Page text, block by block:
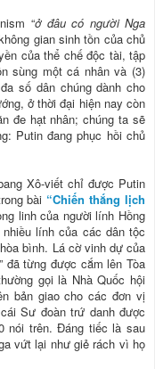
“ở đâu có người Nga
gian sinh tồn của chủ
của thể chế độc tài, tập
sùng một cá nhân và (3)
số dân chúng dành cho
ở thời đại hiện nay còn
đe hạt nhân; chúng ta sẽ
Putin đang phục hồi chủ
Xô-viết chỉ được Putin
bài “Chiến thắng lịch
linh của người lính Hồng
lính của các dân tộc
bình. Lá cờ vinh dự của
đã từng được cắm lên Tòa
gọi là Nhà Quốc hội
bản giao cho các đơn vị
Sư đoàn trứ danh được
nói trên. Đáng tiếc là sau
vứt lại như giẻ rách vì họ